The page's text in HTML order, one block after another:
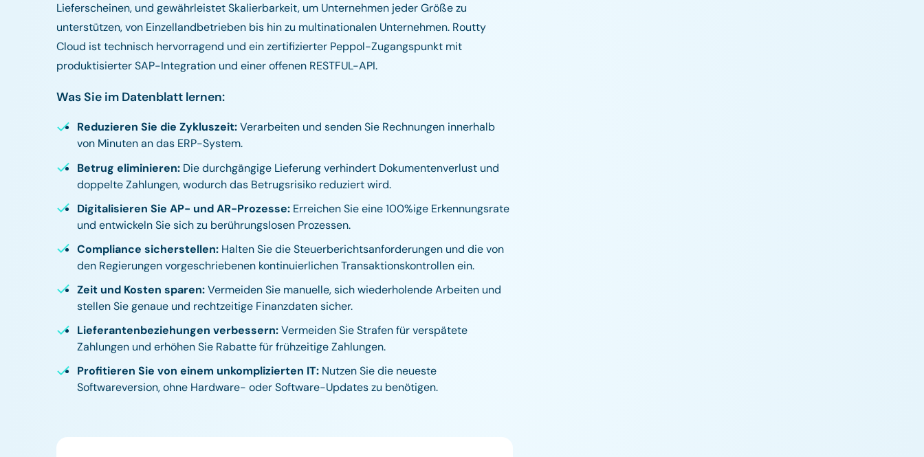
Lieferscheinen, und gewährleistet Skalierbarkeit, um Unternehmen jeder Größe zu
unterstützen, von Einzellandbetrieben bis hin zu multinationalen Unternehmen. Routty
Cloud ist technisch hervorragend und ein zertifizierter Peppol-Zugangspunkt mit
produktisierter SAP-Integration und einer offenen RESTFUL-API.
Was Sie im Datenblatt lernen:
Reduzieren Sie die Zykluszeit:Verarbeiten und senden Sie Rechnungen innerhalb
von Minuten an das ERP-System.
Betrug eliminieren: Die durchgängige Lieferung verhindert Dokumentenverlust und
doppelte Zahlungen, wodurch das Betrugsrisiko reduziert wird.
Digitalisieren Sie AP- und AR-Prozesse: Erreichen Sie eine 100%ige Erkennungsrate
und entwickeln Sie sich zu berührungslosen Prozessen.
Compliance sicherstellen: Halten Sie die Steuerberichtsanforderungen und die von
den Regierungen vorgeschriebenen kontinuierlichen Transaktionskontrollen ein.
Zeit und Kosten sparen:Vermeiden Sie manuelle, sich wiederholende Arbeiten und
stellen Sie genaue und rechtzeitige Finanzdaten sicher.
Lieferantenbeziehungen verbessern:Vermeiden Sie Strafen für verspätete
Zahlungen und erhöhen Sie Rabatte für frühzeitige Zahlungen.
Profitieren Sie von einem unkomplizierten IT: Nutzen Sie die neueste
Softwareversion, ohne Hardware- oder Software-Updates zu benötigen.